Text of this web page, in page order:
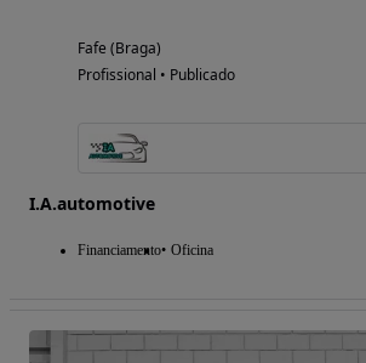
Fafe (Braga)
Profissional • Publicado
I.A.automotive
Financiamento Oficina